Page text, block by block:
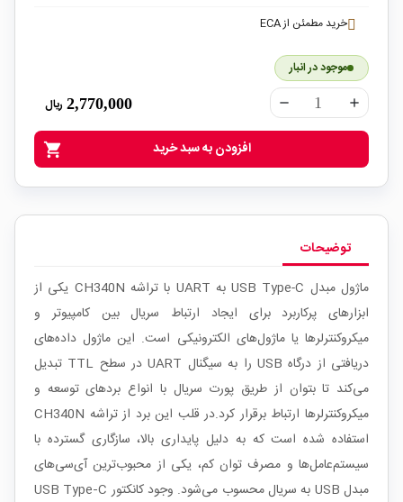
خرید مطمئن از ECA
موجود در انبار
remove add
2,770,000 ریال
shopping_cart افزودن به سبد خرید
توضیحات
ماژول مبدل USB Type-C به UART با تراشه CH340N یکی از
ابزارهای پرکاربرد برای ایجاد ارتباط سریال بین کامپیوتر و
میکروکنترلرها یا ماژول‌های الکترونیکی است. این ماژول داده‌های
دریافتی از درگاه USB را به سیگنال UART در سطح TTL تبدیل
می‌کند تا بتوان از طریق پورت سریال با انواع بردهای توسعه و
میکروکنترلرها ارتباط برقرار کرد.در قلب این برد از تراشه CH340N
استفاده شده است که به دلیل پایداری بالا، سازگاری گسترده با
سیستم‌عامل‌ها و مصرف توان کم، یکی از محبوب‌ترین آی‌سی‌های
مبدل USB به سریال محسوب می‌شود. وجود کانکتور USB Type‑C